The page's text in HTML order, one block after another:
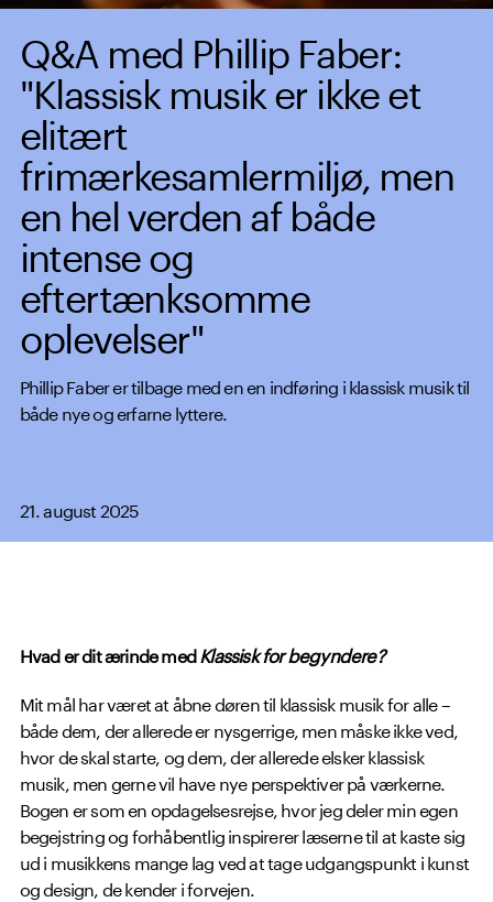
Q&A med Phillip Faber:
"Klassisk musik er ikke et
elitært
frimærkesamlermiljø, men
en hel verden af både
intense og
eftertænksomme
oplevelser"
Phillip Faber er tilbage med en en indføring i klassisk musik til
både nye og erfarne lyttere.
21. august 2025
Hvad er dit ærinde medKlassisk for begyndere?
Mit mål har været at åbne døren til klassisk musik for alle –
både dem, der allerede er nysgerrige, men måske ikke ved,
hvor de skal starte, og dem, der allerede elsker klassisk
musik, men gerne vil have nye perspektiver på værkerne.
Bogen er som en opdagelsesrejse, hvor jeg deler min egen
begejstring og forhåbentlig inspirerer læserne til at kaste sig
ud i musikkens mange lag ved at tage udgangspunkt i kunst
og design, de kender i forvejen.